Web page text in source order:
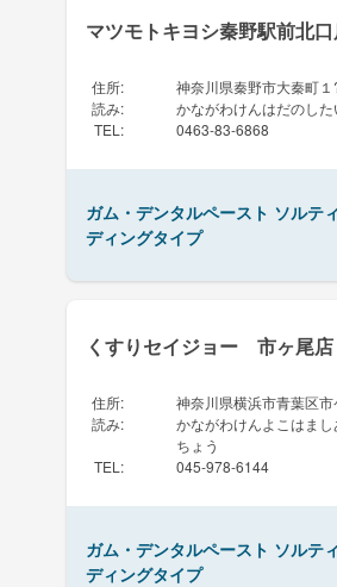
マツモトキヨシ秦野駅前北
住所:
神奈川県秦野市大秦町１
読み:
かながわけんはだのした
TEL : 0463-83-6868
ガム・デンタルペースト ソルテ
ディングタイプ
くすりセイジョー 市ヶ尾店
住所:
神奈川県横浜市青葉区
読み:
かながわけんよこはま
ちょう
TEL : 045-978-6144
ガム・デンタルペースト ソルテ
ディングタイプ